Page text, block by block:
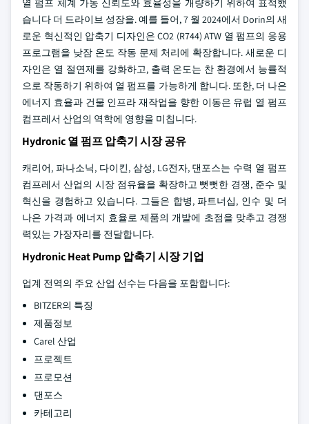
열 펌프 체계 가동 신뢰도와 효율성을 개량하기 위하여 표적했
습니다 더 드라이브 성장을. 예를 들어, 7 월 2024에서 Dorin의 새
로운 혁신적인 압축기 디자인은 CO2 (R744) ATW 열 펌프의 응용
프로그램을 낮잠 온도 작동 문제 처리에 확장합니다. 새로운 디
자인은 열 절연제를 강화하고, 출력 온도는 찬 환경에서 능률적
으로 작동하기 위하여 열 펌프를 가능하게 합니다. 또한, 더 나은
에너지 효율과 건물 인프라 재작업을 향한 이동은 유럽 열 펌프
컴프레서 산업의 역학에 영향을 미칩니다.
Hydronic 열 펌프 압축기 시장 공유
캐리어, 파나소닉, 다이킨, 삼성, LG전자, 댄포스는 수력 열 펌프
컴프레서 산업의 시장 점유율을 확장하고 뻣뻣한 경쟁, 준수 및
혁신을 경험하고 있습니다. 그들은 합병, 파트너십, 인수 및 더
나은 가격과 에너지 효율로 제품의 개발에 초점을 맞추고 경쟁
력있는 가장자리를 전달합니다.
Hydronic Heat Pump 압축기 시장 기업
업계 전역의 주요 산업 선수는 다음을 포함합니다:
BITZER의 특징
제품정보
Carel 산업
프로젝트
프로모션
댄포스
카테고리